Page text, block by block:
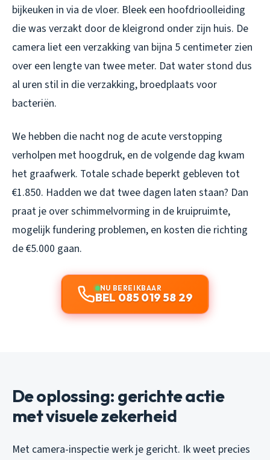
bijkeuken in via de vloer. Bleek een hoofdrioolleiding
die was verzakt door de kleigrond onder zijn huis. De
camera liet een verzakking van bijna 5 centimeter zien
over een lengte van twee meter. Dat water stond dus
al uren stil in die verzakking, broedplaats voor
bacteriën.
We hebben die nacht nog de acute verstopping
verholpen met hoogdruk, en de volgende dag kwam
het graafwerk. Totale schade beperkt gebleven tot
€1.850. Hadden we dat twee dagen laten staan? Dan
praat je over schimmelvorming in de kruipruimte,
mogelijk fundering problemen, en kosten die richting
de €5.000 gaan.
NU BEREIKBAAR
BEL 085 019 58 29
De oplossing: gerichte actie
met visuele zekerheid
Met camera-inspectie werk je gericht. Ik weet precies